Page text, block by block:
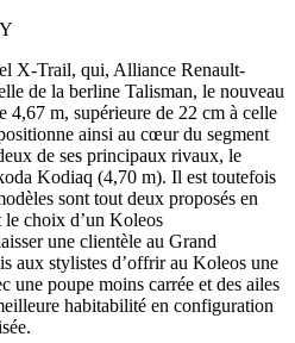
X-Trail, qui, Alliance Renault-
de la berline Talisman, le nouveau
4,67 m, supérieure de 22 cm à celle
ainsi au cœur du segment
de ses principaux rivaux, le
Kodiaq (4,70 m). Il est toutefois
sont tout deux proposés en
le choix d’un Koleos
une clientèle au Grand
aux stylistes d’offrir au Koleos une
une poupe moins carrée et des ailes
habitabilité en configuration